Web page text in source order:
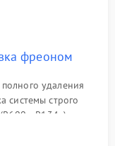
фреоном
удаления
системы строго
R134a) по
в системе.